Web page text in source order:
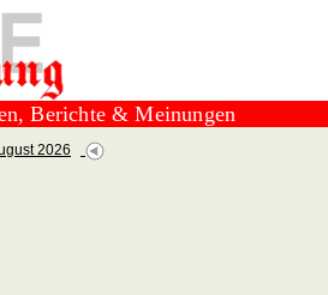
Berichte & Meinungen
2026